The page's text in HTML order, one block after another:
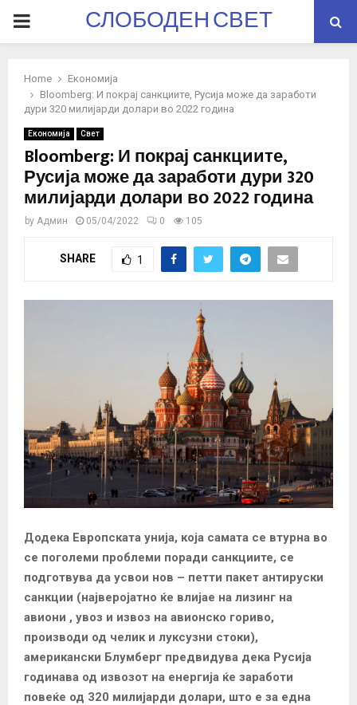
PRIMARYСЛОБОДЕН СВЕТ
Home
Економија
Bloomberg: И покрај санкциите, Русија може да заработи
дури 320 милијарди долари во 2022 година
Економија Свет
Bloomberg: И покрај санкциите,
Русија може да заработи дури 320
милијарди долари во 2022 година
by Админ 05/04/2022 0 105
SHARE 1
Додека Европската унија, која сaмата се втурна во
се поголеми проблеми поради санкциите, се
подготвува да усвои нов – петти пакет антируски
санкции (најверојатно ќе влијае на лизинг на
авиони , увоз и извоз на авионско гориво,
производи од челик и луксузни стоки),
американски Блумберг предвидува дека Русија
годинава од извозот на енергија ќе заработи
повеќе од 320 милијарди долари, што е за една